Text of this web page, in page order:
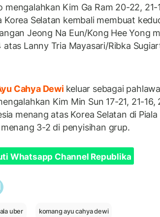
mengalahkan Kim Ga Ram 20-22, 21-
Korea Selatan kembali membuat
Jeong Na Eun/Kong Hee Yong
atas Lanny Tria Mayasari/Ribka
Cahya Dewi keluar sebagai
Kim Min Sun 17-21, 21-16,
menang atas Korea Selatan di Piala
3-2 di penyisihan grup.
Whatsapp Channel Republika
uber komang ayu cahya dewi